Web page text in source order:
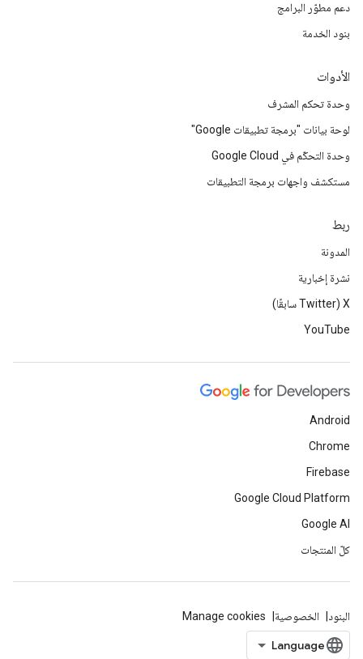
دعم مطوّر البرامج
بنود الخدمة
الأدوات
وحدة تحكم المشرف
لوحة بيانات "برمجة تطبيقات Google"
وحدة التحكّم في Google Cloud
مستكشف واجهات برمجة التطبيقات
ربط
المدونة
نشرة إخبارية
‫X ‏(Twitter سابقًا)
YouTube
Android
Chrome
Firebase
Google Cloud Platform
Google AI
كلّ المنتجات
البنود الخصوصية Manage cookies